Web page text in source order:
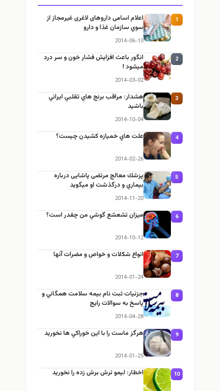
1
اعلام اسامی داروهای لاغری غیرمجاز از
سوي سازمان غذا و دارو
2014-06-10
2
انگور باعث افزايش فشار خون و سر درد
ميشود !
2014-03-02
3
هشدار: مراقب برنج هاي تقلبي ايراني
باشيد
2014-10-04
4 علت هاي خميازه كشيدن چيست؟
2014-02-26
5
پزشك معالج مرتضی پاشایی درباره
بيماري و درگذشت او ميگويد
2014-11-20
6 ميزان تشعشع گوشي من چقدر است؟
2014-10-12
7 انواع شكلات و خواص و مضرات آنها
2014-01-24
8
جزئيات ثبت نام بيمه سلامت همگاني و
پاسخ به سوالات رايج
2014-04-28
9 هرگز ماست را با این خوراكي ها نخوريد
2014-01-25
10 اخطار: لیمو ترش برش زده را نخوريد